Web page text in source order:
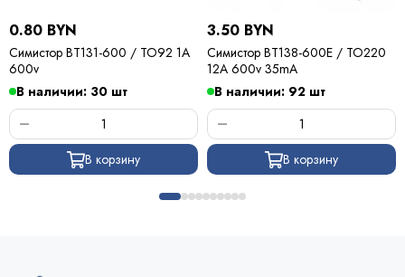
0.80 BYN
Симистор BT131-600 / TO92 1A
600v
В наличии: 30 шт
В корзину
3.50 BYN
Симистор BT138-600E / TO220
12A 600v 35mA
В наличии: 92 шт
В корзину